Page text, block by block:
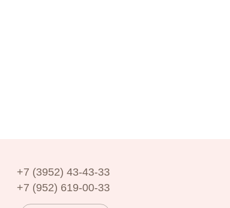
+7 (3952) 43-43-33
+7 (952) 619-00-33